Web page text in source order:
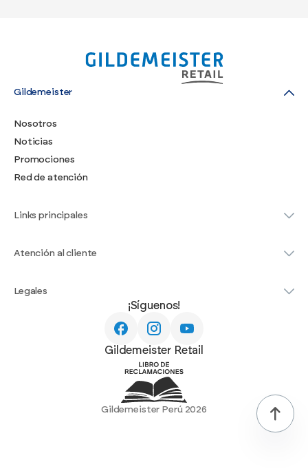
Gildemeister
Nosotros
Noticias
Promociones
Red de atención
Links principales
Atención al cliente
Legales
¡Síguenos!
Gildemeister Retail
Gildemeister Perú 2026